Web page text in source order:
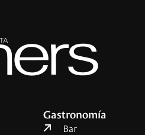
Gastronomía
Bar